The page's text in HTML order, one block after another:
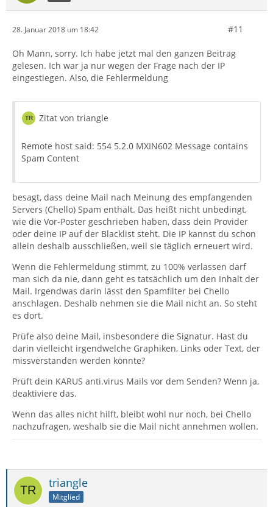
28. Januar 2018 um 18:42 #11
Oh Mann, sorry. Ich habe jetzt mal den ganzen Beitrag
gelesen. Ich war ja nur wegen der Frage nach der IP
eingestiegen. Also, die Fehlermeldung
Zitat von triangle
Remote host said: 554 5.2.0 MXIN602 Message contains
Spam Content
besagt, dass deine Mail nach Meinung des empfangenden
Servers (Chello) Spam enthält. Das heißt nicht unbedingt,
wie die Vor-Poster geschrieben haben, dass dein Provider
oder deine IP auf der Blacklist steht. Die IP kannst du schon
allein deshalb ausschließen, weil sie täglich erneuert wird.
Wenn die Fehlermeldung stimmt, zu 100% verlassen darf
man sich da nie, dann geht es tatsächlich um den Inhalt der
Mail. Irgendwas darin lässt den Spamfilter bei Chello
anschlagen. Deshalb nehmen sie die Mail nicht an. So steht
es dort.
Prüfe also deine Mail, insbesondere die Signatur. Hast du
darin vielleicht irgendwelche Graphiken, Links oder Text, der
missverstanden werden könnte?
Prüft dein KARUS anti.virus Mails vor dem Senden? Wenn ja,
deaktiviere das.
Wenn das alles nicht hilft, bleibt wohl nur noch, bei Chello
nachzufragen, weshalb sie die Mail nicht annehmen wollen.
triangle
Mitglied